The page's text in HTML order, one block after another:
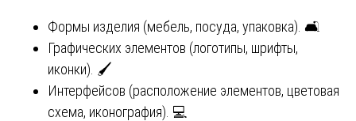
Формы изделия (мебель, посуда, упаковка). 🛋️
Графических элементов (логотипы, шрифты,
иконки). 🖌️
Интерфейсов (расположение элементов, цветовая
схема, иконография). 💻